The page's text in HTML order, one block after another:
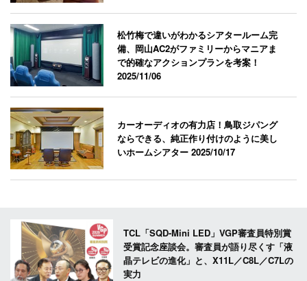
松竹梅で違いがわかるシアタールーム完
備、岡山AC2がファミリーからマニアま
で的確なアクションプランを考案！
2025/11/06
カーオーディオの有力店！鳥取ジパング
ならできる、純正作り付けのように美し
いホームシアター2025/10/17
TCL「SQD-Mini LED」VGP審査員特別賞
受賞記念座談会。審査員が語り尽くす「液
晶テレビの進化」と、X11L／C8L／C7Lの
実力